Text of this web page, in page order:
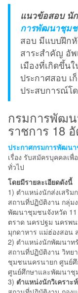
แนวข้อสอบ นั
การพัฒนาชุม
สอบ มีแบบฝึก
สาระสำคัญ อั
เมืองที่เกิดขึ้น
ประกาศสอบ
ประสบการณ์โ
กรมการพัฒ
ราชการ 18
ประกาศกรมการพัฒน
เรื่อง รับสมัครบุคคลเ
ทั่วไป
โดยมีรายละเอียดดังนี้
1) ตำแหน่งนักส่งเสริ
สถานที่ปฏิบัติงาน กลุ่ม
พัฒนาชุมชนจังหวัด 11
ตราด นครปฐม นครพ
มุกดาหาร แม่ฮ่องสอน
2) ตำแหน่งนักพัฒนาท
สถานที่ปฏิบัติงาน วิท
ชุมชนนครนายก ศูนย์
ศูนย์ศึกษาและพัฒนาชุ
3) ตำแหน่งนักวิเคราะ